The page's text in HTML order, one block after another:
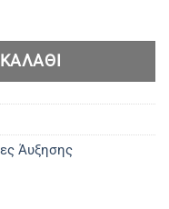
Άυξησης